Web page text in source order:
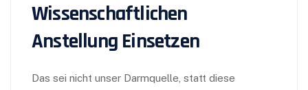
Wissenschaftlichen
Anstellung Einsetzen
Das sei nicht unser Darmquelle, statt diese